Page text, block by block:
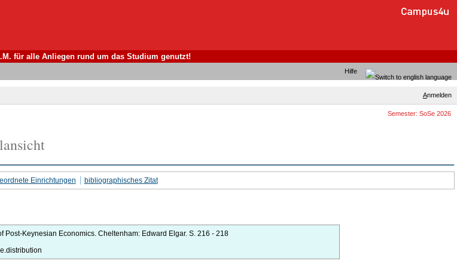
für alle Anliegen rund um das Studium genutzt!
Hilfe
Anmelden
Semester: SoSe 2026
Einrichtungen bibliographisches Zitat
Post-Keynesian Economics. Cheltenham: Edward Elgar. S. 216 - 218